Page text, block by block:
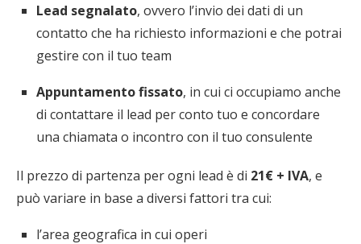
Lead segnalato, ovvero l’invio dei dati di un
contatto che ha richiesto informazioni e che potrai
gestire con il tuo team
Appuntamento fissato, in cui ci occupiamo anche
di contattare il lead per conto tuo e concordare
una chiamata o incontro con il tuo consulente
Il prezzo di partenza per ogni lead è di 21€ + IVA, e
può variare in base a diversi fattori tra cui:
l’area geografica in cui operi